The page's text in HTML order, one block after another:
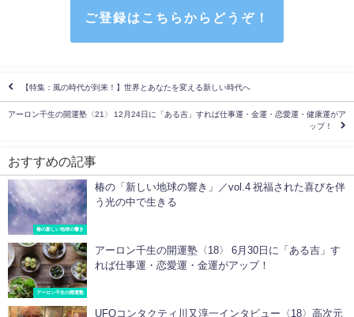
ご登録はこちらからどうぞ！
【特集：風の時代が到来！】世界とあなたを変える新しい時代へ
アーロン千生の開運塾〈21〉 12月24日に「ある吉」すれば仕事運・金運・恋愛運・健康運がア
ップ！
おすすめの記事
椿の新しい地球の響き
椿の「新しい地球の響き」／vol.4 祝福された喜びを伴
う光の中で生きる
アーロン千生の開運塾
アーロン千生の開運塾〈18〉 6月30日に「ある吉」す
れば仕事運・恋愛運・金運がアップ！
UFOコンタクティ川又淳一インタビュー〈18〉高次元